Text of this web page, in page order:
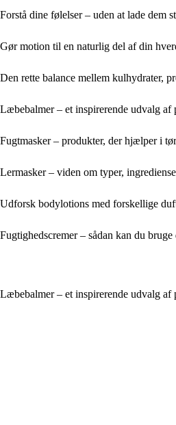
Forstå dine følelser – uden at lade dem
Gør motion til en naturlig del af din
Den rette balance mellem kulhydrater,
Læbebalmer – et inspirerende udvalg af
Fugtmasker – produkter, der hjælper i
Lermasker – viden om typer,
Udforsk bodylotions med forskellige
Fugtighedscremer – sådan kan du
Læbebalmer – et inspirerende udvalg af